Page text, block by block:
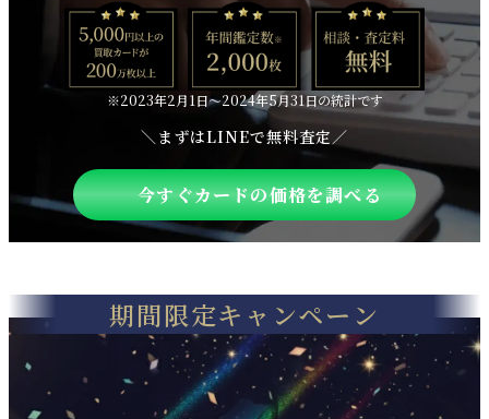
※2023年2月1日〜2024年5月31日の統計です
＼まずはLINEで無料査定／
今すぐカードの価格を調べる
期間限定キャンペーン